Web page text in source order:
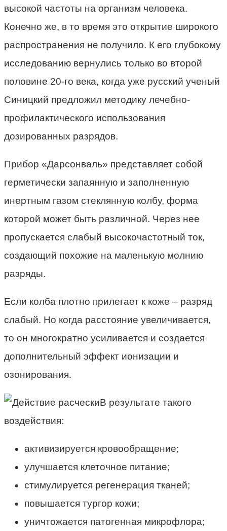
высокой частоты на организм человека.
Конечно же, в то время это открытие широкого
распространения не получило. К его глубокому
исследованию вернулись только во второй
половине 20-го века, когда уже русский ученый
Синицкий предложил методику лечебно-
профилактического использования
дозированных разрядов.
Прибор «Дарсонваль» представляет собой
герметически запаянную и заполненную
инертным газом стеклянную колбу, форма
которой может быть различной. Через нее
пропускается слабый высокочастотный ток,
создающий похожие на маленькую молнию
разряды.
Если колба плотно прилегает к коже – разряд
слабый. Но когда расстояние увеличивается,
то он многократно усиливается и создается
дополнительный эффект ионизации и
озонирования.
В результате такого
воздействия:
активизируется кровообращение;
улучшается клеточное питание;
стимулируется регенерация тканей;
повышается тургор кожи;
уничтожается патогенная микрофлора;